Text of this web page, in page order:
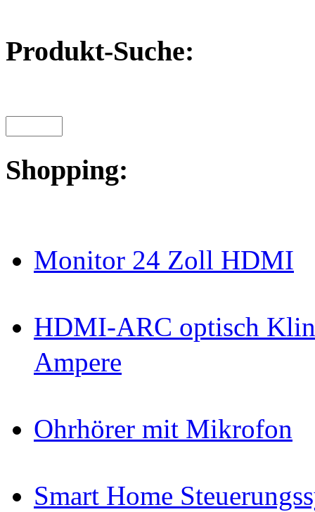
Produkt-Suche:
Shopping:
Monitor 24 Zoll HDMI
HDMI-ARC optisch
Ampere
Ohrhörer mit Mikrofon
Smart Home